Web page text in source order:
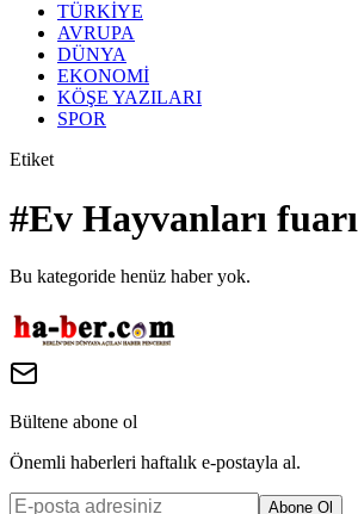
TÜRKİYE
AVRUPA
DÜNYA
EKONOMİ
KÖŞE YAZILARI
SPOR
Etiket
#Ev Hayvanları fuarı
Bu kategoride henüz haber yok.
Bültene abone ol
Önemli haberleri haftalık e-postayla al.
Abone Ol